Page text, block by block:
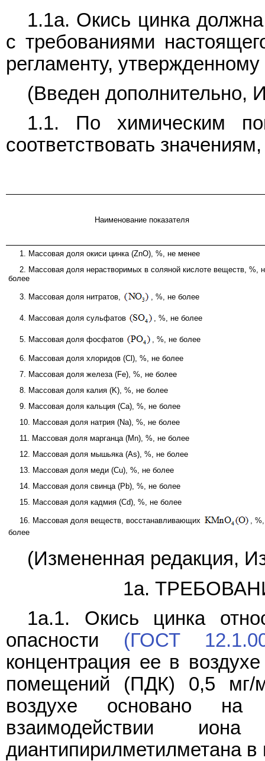
1.1а. Окись цинка
с требованиями
регламенту,
(Введен дополнительно,
1.1. По химическим
соответствовать
Наименование показателя
1. Массовая доля окиси цинка (ZnO), %, не менее
2. Массовая доля нерастворимых в соляной кислоте веществ, %,
более
3. Массовая доля нитратов, , %, не более
4. Массовая доля сульфатов , %, не более
5. Массовая доля фосфатов , %, не более
6. Массовая доля хлоридов (Cl), %, не более
7. Массовая доля железа (Fe), %, не более
8. Массовая доля калия (K), %, не более
9. Массовая доля кальция (Ca), %, не более
10. Массовая доля натрия (Na), %, не более
11. Массовая доля марганца (Mn), %, не более
12. Массовая доля мышьяка (As), %, не более
13. Массовая доля меди (Cu), %, не более
14. Массовая доля свинца (Pb), %, не более
15. Массовая доля кадмия (Cd), %, не более
16. Массовая доля веществ, восстанавливающих
,
более
(Измененная редакция,
1а.
1а.1. Окись цинка
опасности (ГОСТ
концентрация ее в
помещений (ПДК) 0,5 мг/
воздухе основано на
взаимодействии
диантипирилметилметана